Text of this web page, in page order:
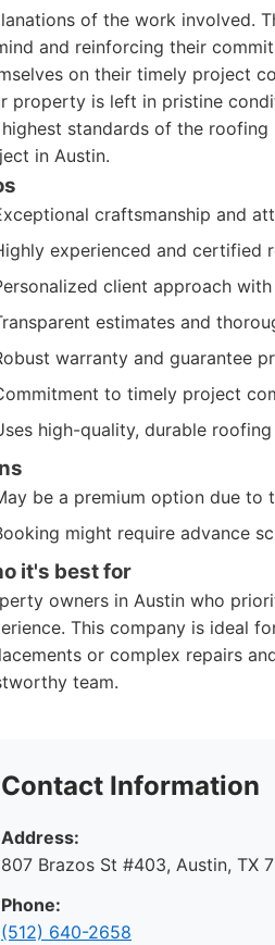
craftsmanship and
experienced and certified
client approach
estimates and
warranty and guarantee
to timely project
high-quality, durable
be a premium option due to
might require advance
it's best for
owners in Austin who
This company is ideal
or complex repairs
team.
Contact Information
Address:
807 Brazos St #403, Austin, TX
Phone:
(512) 640-2658